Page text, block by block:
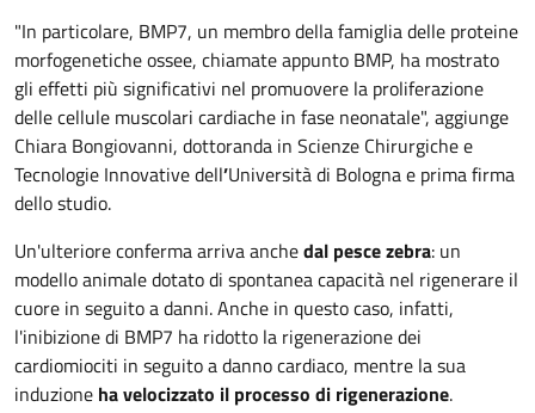
"In particolare, BMP7, un membro della famiglia delle proteine
morfogenetiche ossee, chiamate appunto BMP, ha mostrato
gli effetti più significativi nel promuovere la proliferazione
delle cellule muscolari cardiache in fase neonatale", aggiunge
Chiara Bongiovanni, dottoranda in Scienze Chirurgiche e
Tecnologie Innovative dell’Università di Bologna e prima firma
dello studio.
Un'ulteriore conferma arriva anchedal pesce zebra: un
modello animale dotato di spontanea capacità nel rigenerare il
cuore in seguito a danni. Anche in questo caso, infatti,
l'inibizione di BMP7 ha ridotto la rigenerazione dei
cardiomiociti in seguito a danno cardiaco, mentre la sua
induzione ha velocizzato il processo di rigenerazione.